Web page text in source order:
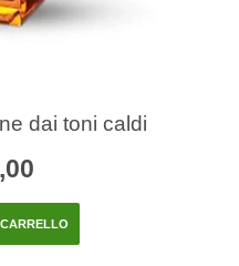
dai toni caldi